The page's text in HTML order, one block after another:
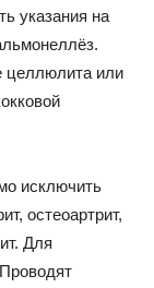
указания на
целлюлита или
исключить
остеоартрит,
Для